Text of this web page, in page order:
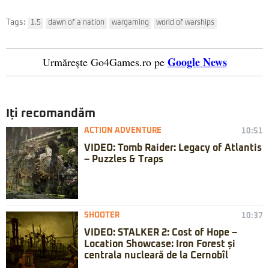
Tags: 1.5 dawn of a nation wargaming world of warships
Urmărește Go4Games.ro pe Google News
Iți recomandăm
ACTION ADVENTURE 10:51
VIDEO: Tomb Raider: Legacy of Atlantis
– Puzzles & Traps
SHOOTER 10:37
VIDEO: STALKER 2: Cost of Hope –
Location Showcase: Iron Forest și
centrala nucleară de la Cernobîl